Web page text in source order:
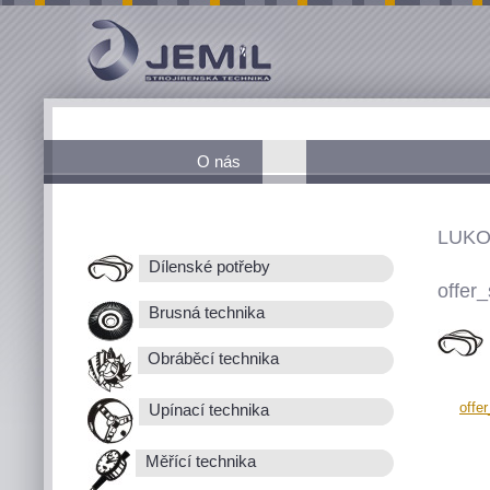
O nás
Dílenské potřeby
Brusná technika
Obráběcí technika
Upínací technika
Měřící technika